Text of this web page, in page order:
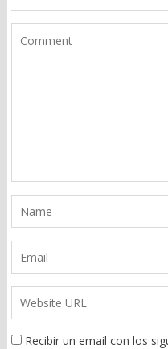
Recibir un email con los